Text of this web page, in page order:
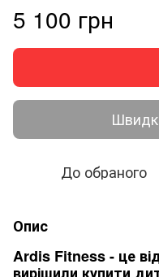
5 100 грн
До обраного
Опис
Ardis Fitness - це
вирішили купити